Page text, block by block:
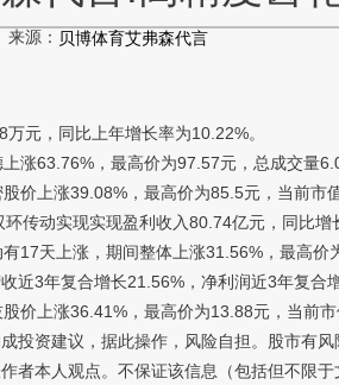
源： 贝博体育艾弗森代言
，同比上年增长率为10.22%。
63.76%，最高价为97.57元，总成交量
上涨39.08%，最高价为85.5元，当前市值
动实现实现盈利收入80.74亿元，同比增
天上涨，期间整体上涨31.56%，最高价
3年复合增长21.56%，净利润近3年复合增
上涨36.41%，最高价为13.88元，当前市
资建议，据此操作，风险自担。股市有风
本人观点。不保证该信息（包括但不限于